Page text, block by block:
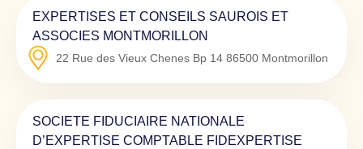
EXPERTISES ET CONSEILS SAUROIS ET
ASSOCIES MONTMORILLON
22 Rue des Vieux Chenes Bp 14 86500 Montmorillon
SOCIETE FIDUCIAIRE NATIONALE
D’EXPERTISE COMPTABLE FIDEXPERTISE